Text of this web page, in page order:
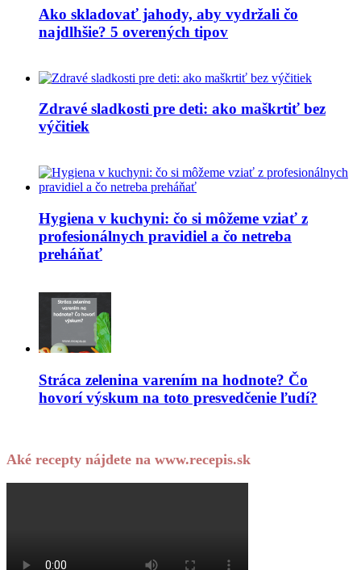
Ako skladovať jahody, aby vydržali čo
najdlhšie? 5 overených tipov
Zdravé sladkosti pre deti: ako maškrtiť bez
výčitiek
Hygiena v kuchyni: čo si môžeme vziať z
profesionálnych pravidiel a čo netreba
preháňať
Stráca zelenina varením na hodnote? Čo
hovorí výskum na toto presvedčenie ľudí?
Aké recepty nájdete na www.recepis.sk